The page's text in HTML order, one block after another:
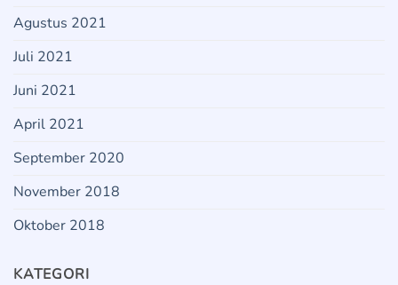
Agustus 2021
Juli 2021
Juni 2021
April 2021
September 2020
November 2018
Oktober 2018
KATEGORI